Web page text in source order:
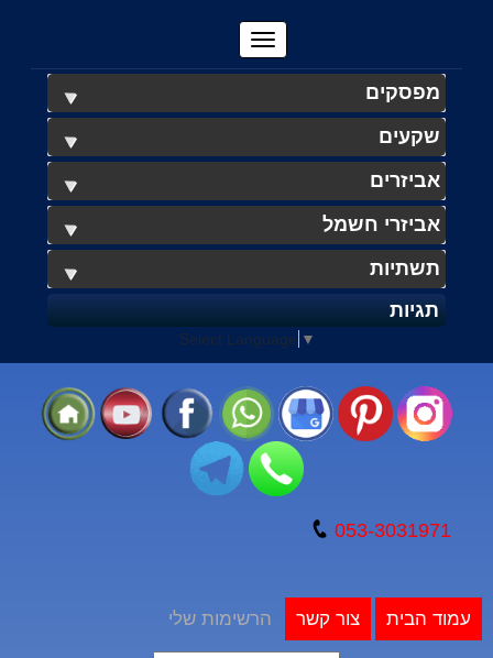
מפסקים
שקעים
אביזרים
אביזרי חשמל
תשתיות
תגיות
Select Language ▼
053-3031971
הרשימות שלי עמוד הבית צור קשר